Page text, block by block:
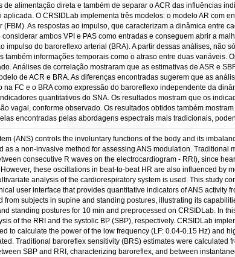
de alimentação direta e também de separar o ACR das influências
aplicada. O CRSIDLab implementa três modelos: o modelo AR com
(FBM). As respostas ao impulso, que caracterizam a dinâmica entre
ambos VPI e PAS como entradas e conseguem abrir a
impulso do baroreflexo arterial (BRA). A partir dessas análises, não
também informações temporais como o atraso entre duas
Análises de correlação mostraram que as estimativas de ASR e
de ACR e BRA. As diferenças encontradas sugerem que as
na FC e o BRA como expressão do baroreflexo independente da
quantitativos do SNA. Os resultados mostram que os
vagal, conforme observado. Os resultados obtidos também
encontradas pelas abordagens espectrais mais tradicionais,
(ANS) controls the involuntary functions of the body and its
as a non-invasive method for assessing ANS modulation.
consecutive R waves on the electrocardiogram - RRI), since
these oscillations in beat-to-beat HR are also influenced by
analysis of the cardiorespiratory system is used. This study
user interface that provides quantitative indicators of ANS
from subjects in supine and standing postures, illustrating its
standing postures for 10 min and preprocessed on CRSIDLab. In
of the RRI and the systolic BP (SBP), respectively. CRSIDLab
to calculate the power of the low frequency (LF: 0.04-0.15 Hz) and
Traditional baroreflex sensitivity (BRS) estimates were
SBP and RRI, characterizing baroreflex, and between